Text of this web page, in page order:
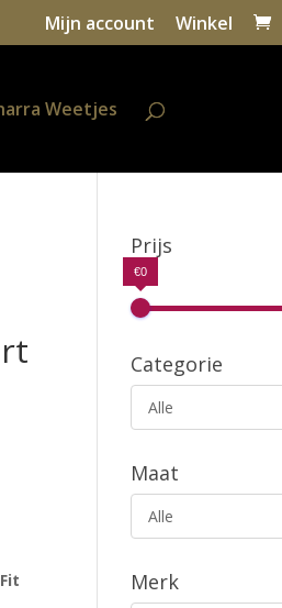
Mijn account Winkel
Weetjes
Prijs
€0
Categorie
Alle
Maat
Alle
Merk